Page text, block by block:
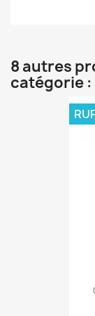
8 autres
catégorie :